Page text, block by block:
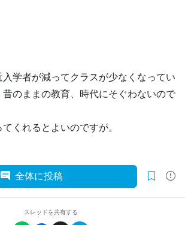
学者が減ってクラスが少なくなってい
昔のままの教育、時代にそぐわないので
くれるとよいのですが。
全体に投稿
スレッドを共有する